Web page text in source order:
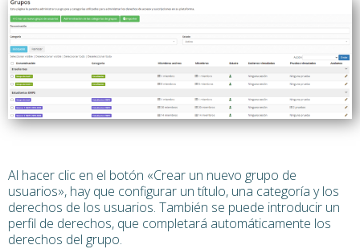
Al hacer clic en el botón «Crear un nuevo grupo de
usuarios», hay que configurar un título, una categoría y los
derechos de los usuarios. También se puede introducir un
perfil de derechos, que completará automáticamente los
derechos del grupo.